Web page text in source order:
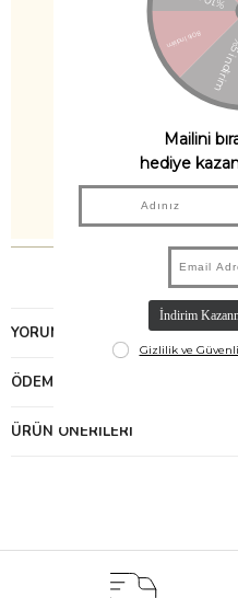
YORUMLAR
ÖDEME SEÇENEKLERI
ÜRÜN ÖNERILERI